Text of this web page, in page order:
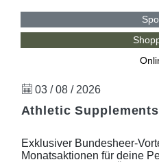
03 / 08 / 2026
Athletic Supplements
Exklusiver Bundesheer-
Monatsaktionen für deine